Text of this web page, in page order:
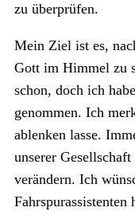
zu überprüfen.
Mein Ziel ist es,
Gott im Himmel zu
schon, doch ich
genommen. Ich
ablenken lasse.
unserer
verändern. Ich